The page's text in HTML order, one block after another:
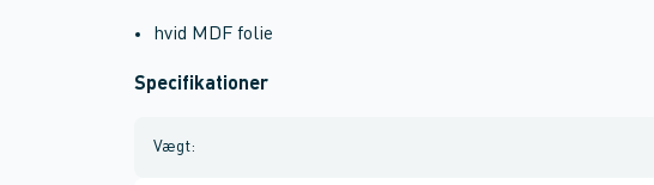
hvid MDF folie
Specifikationer
Vægt: